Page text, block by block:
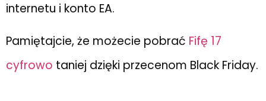
internetu i konto EA.
Pamiętajcie, że możecie pobrać Fifę 17
cyfrowo taniej dzięki przecenom Black Friday.